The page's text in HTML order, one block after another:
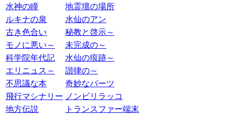
水神の瞳
地霊壇の場所
ルキナの泉
水仙のアン
古き色合い
秘教と啓示～
モノに悪い～
未完成の～
科学院年代記
水仙の痕跡～
エリニュス～
諧律の～
不思議な本
奇妙なパーツ
飛行マシナリー ノンビリラッコ
地方伝説
トランスファー端末